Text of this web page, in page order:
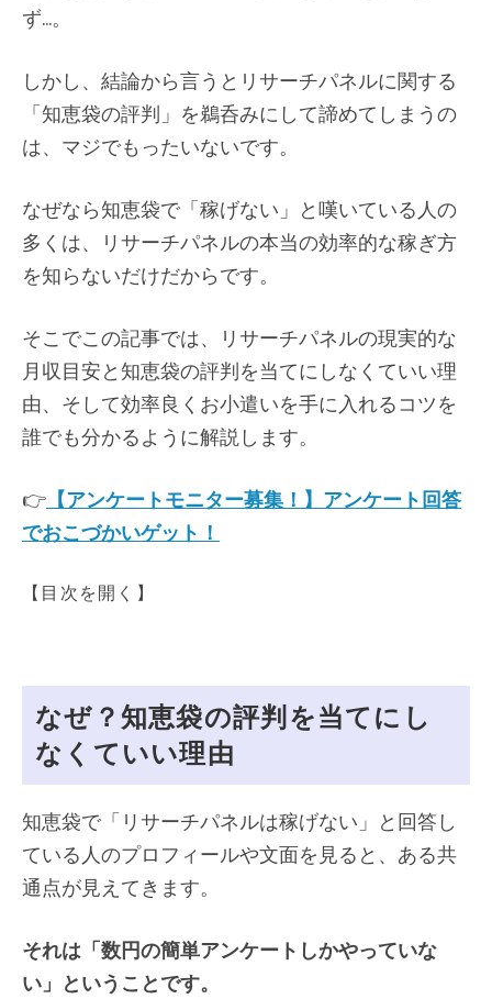
ず…。
しかし、結論から言うとリサーチパネルに関する
「知恵袋の評判」を鵜呑みにして諦めてしまうの
は、マジでもったいないです。
なぜなら知恵袋で「稼げない」と嘆いている人の
多くは、リサーチパネルの本当の効率的な稼ぎ方
を知らないだけだからです。
そこでこの記事では、リサーチパネルの現実的な
月収目安と知恵袋の評判を当てにしなくていい理
由、そして効率良くお小遣いを手に入れるコツを
誰でも分かるように解説します。
👉 【アンケートモニター募集！】アンケート回答
でおこづかいゲット！
【目次を開く】
なぜ？知恵袋の評判を当てにし
なくていい理由
知恵袋で「リサーチパネルは稼げない」と回答し
ている人のプロフィールや文面を見ると、ある共
通点が見えてきます。
それは「数円の簡単アンケートしかやっていな
い」ということです。